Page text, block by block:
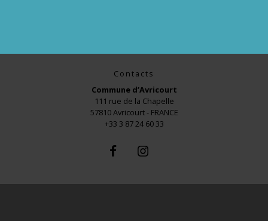
Contacts
Commune d’Avricourt
111 rue de la Chapelle
57810 Avricourt - FRANCE
+33 3 87 24 60 33